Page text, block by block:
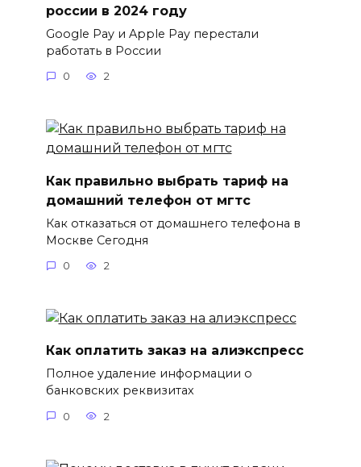
россии в 2024 году
Google Pay и Apple Pay перестали
работать в России
0 2
Как правильно выбрать тариф на
домашний телефон от мгтс
Как отказаться от домашнего телефона в
Москве Сегодня
0 2
Как оплатить заказ на алиэкспресс
Полное удаление информации о
банковских реквизитах
0 2